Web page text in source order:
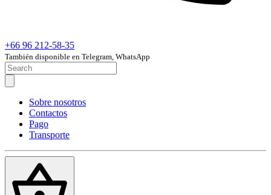
+66 96 212-58-35
También disponible en Telegram, WhatsApp
Sobre nosotros
Contactos
Pago
Transporte